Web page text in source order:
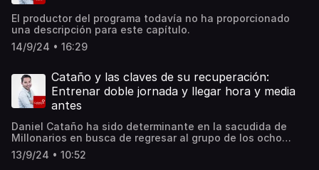
El productor del programa todavía no ha proporcionado
una descripción para este capítulo.
14/9/24 • 16:29
Cataño y las claves de su recuperación:
Entrenar doble jornada y llegar hora y media
antes
Daniel Cataño ha sido determinante en la sacudida de
Millonarios en busca de regresar al grupo de los ocho
mejores. El volante viene de marcar dos goles en los
últimos dos compromisos, ante Patriotas en Villavicencio
13/9/24 • 10:52